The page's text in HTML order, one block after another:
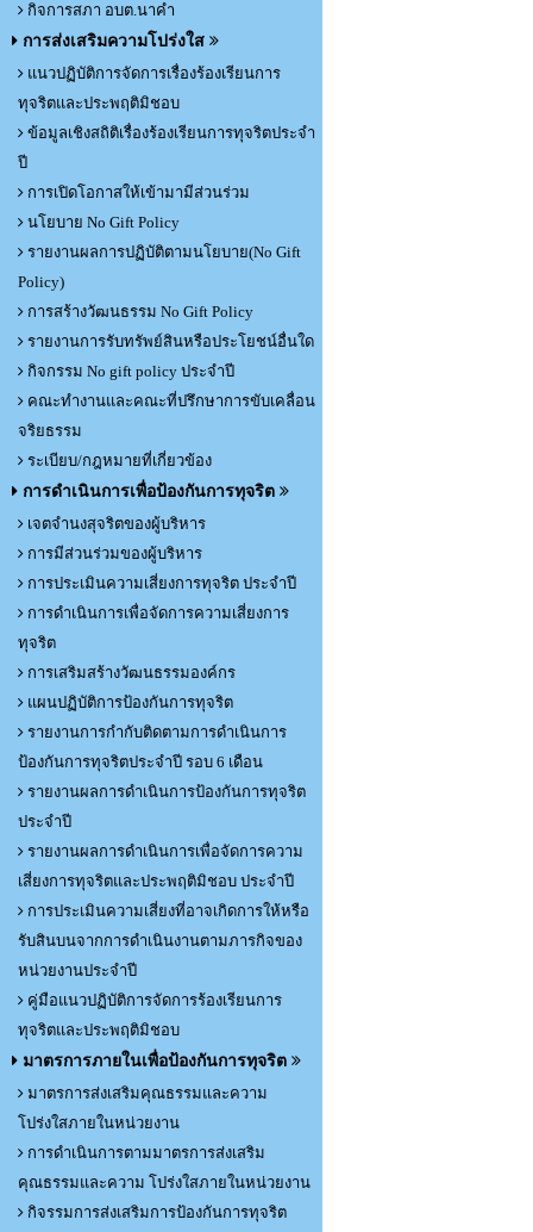
กิจการสภา อบต.นาคำ
การส่งเสริมความโปร่งใส
แนวปฏิบัติการจัดการเรื่องร้องเรียนการ
ทุจริตและประพฤติมิชอบ
ข้อมูลเชิงสถิติเรื่องร้องเรียนการทุจริตประจำ
ปี
การเปิดโอกาสให้เข้ามามีส่วนร่วม
นโยบาย No Gift Policy
รายงานผลการปฏิบัติตามนโยบาย(No Gift
Policy)
การสร้างวัฒนธรรม No Gift Policy
รายงานการรับทรัพย์สินหรือประโยชน์อื่นใด
กิจกรรม No gift policy ประจำปี
คณะทำงานและคณะที่ปรึกษาการขับเคลื่อน
จริยธรรม
ระเบียบ/กฎหมายที่เกี่ยวข้อง
การดำเนินการเพื่อป้องกันการทุจริต
เจตจำนงสุจริตของผู้บริหาร
การมีส่วนร่วมของผู้บริหาร
การประเมินความเสี่ยงการทุจริต ประจำปี
การดำเนินการเพื่อจัดการความเสี่ยงการ
ทุจริต
การเสริมสร้างวัฒนธรรมองค์กร
แผนปฏิบัติการป้องกันการทุจริต
รายงานการกำกับติดตามการดำเนินการ
ป้องกันการทุจริตประจำปี รอบ 6 เดือน
รายงานผลการดำเนินการป้องกันการทุจริต
ประจำปี
รายงานผลการดำเนินการเพื่อจัดการความ
เสี่ยงการทุจริตและประพฤติมิชอบ ประจำปี
การประเมินความเสี่ยงที่อาจเกิดการให้หรือ
รับสินบนจากการดำเนินงานตามภารกิจของ
หน่วยงานประจำปี
คู่มือแนวปฏิบัติการจัดการร้องเรียนการ
ทุจริตและประพฤติมิชอบ
มาตรการภายในเพื่อป้องกันการทุจริต
มาตรการส่งเสริมคุณธรรมและความ
โปร่งใสภายในหน่วยงาน
การดำเนินการตามมาตรการส่งเสริม
คุณธรรมและความ โปร่งใสภายในหน่วยงาน
กิจรรมการส่งเสริมการป้องกันการทุจริต